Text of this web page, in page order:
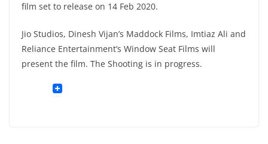
film set to release on 14 Feb 2020.
Jio Studios, Dinesh Vijan’s Maddock Films, Imtiaz Ali and
Reliance Entertainment’s Window Seat Films will
present the film. The Shooting is in progress.